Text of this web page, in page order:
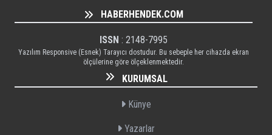
HABERHENDEK.COM
ISSN : 2148-7995
Yazılım Responsive (Esnek) Tarayıcı dostudur. Bu sebeple her cihazda ekran
ölçülerine göre ölçeklenmektedir.
KURUMSAL
Künye
Yazarlar